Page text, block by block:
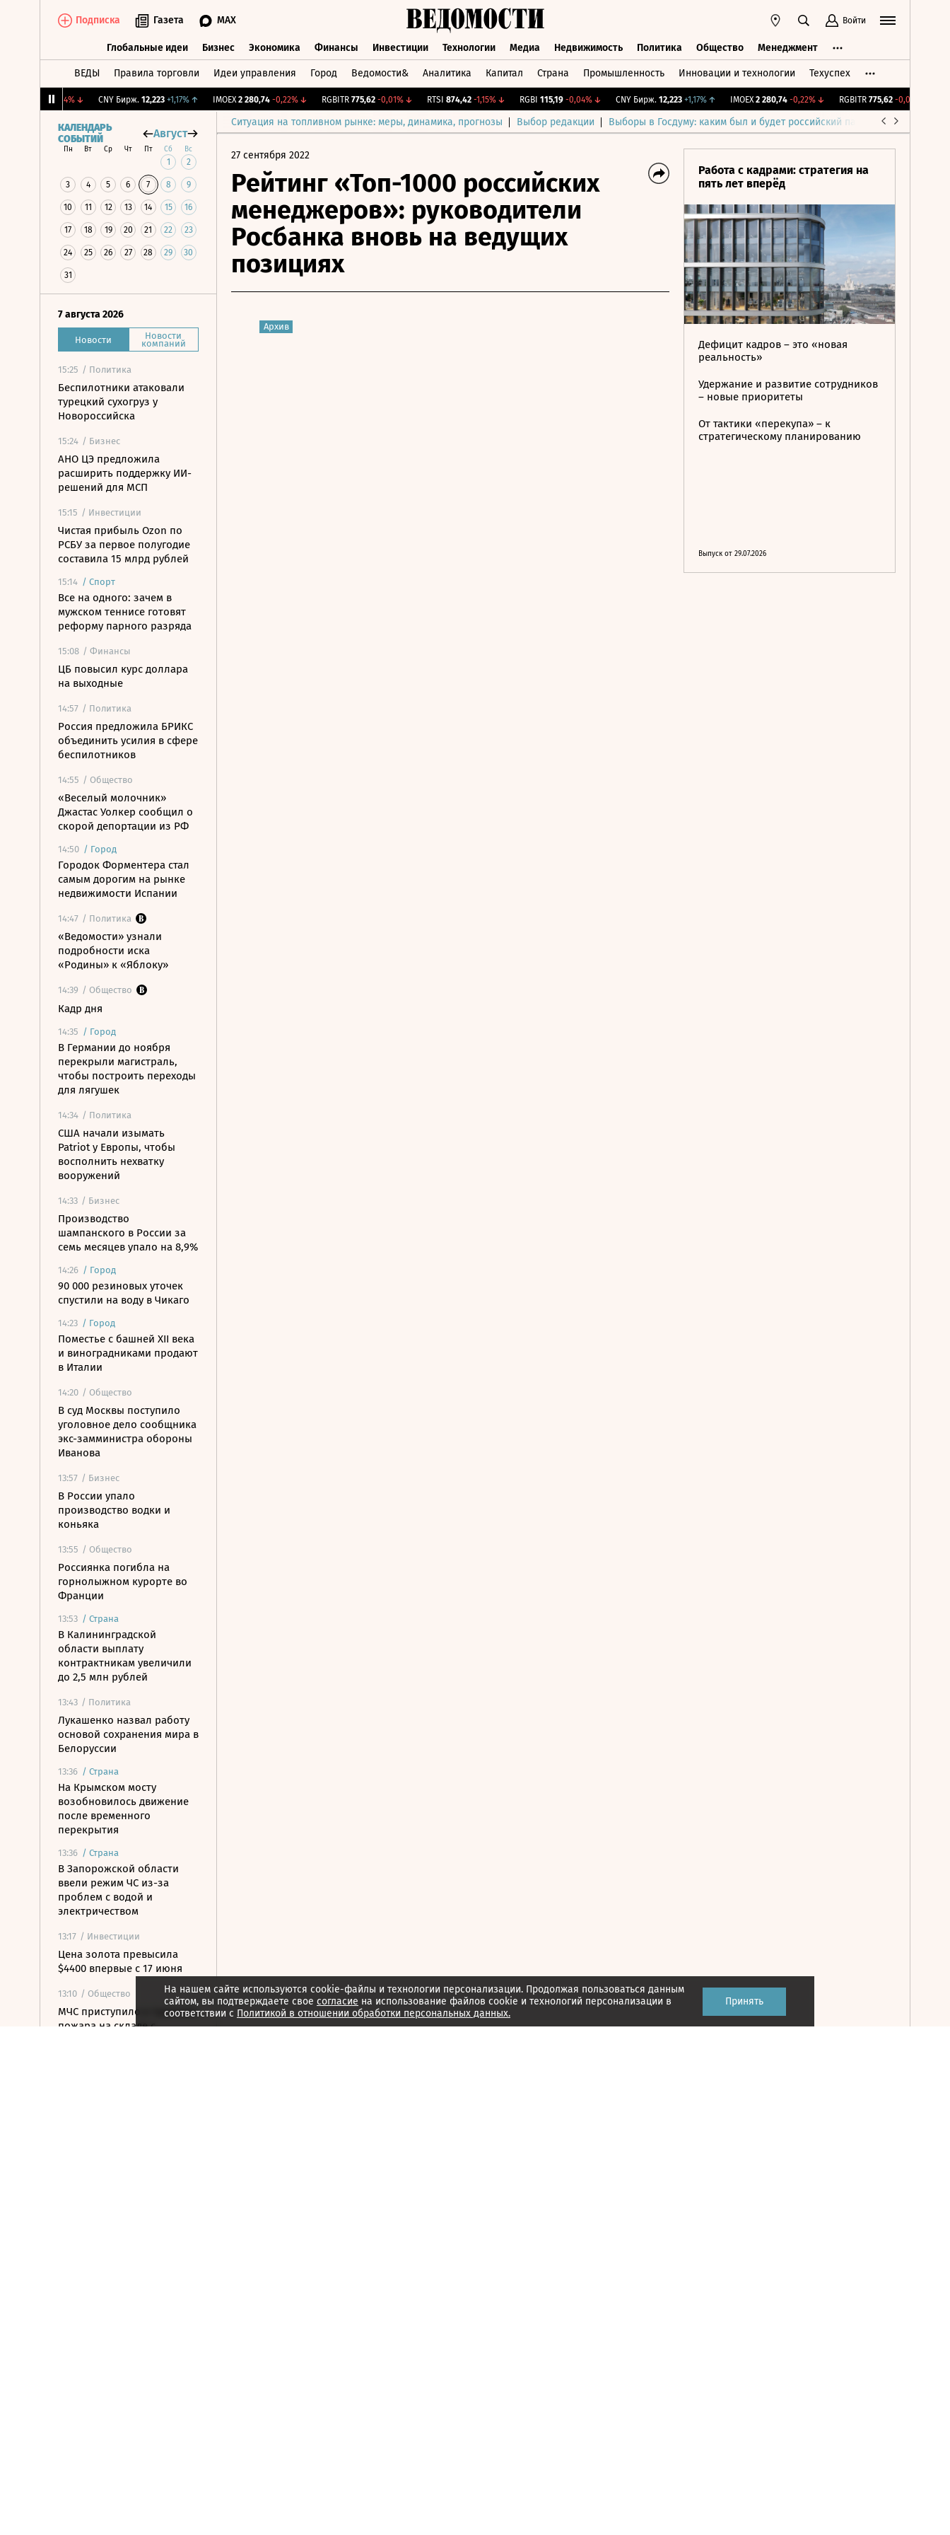
Подписка Газета MAX Войти
Глобальные идеи Бизнес Экономика Финансы Инвестиции Технологии Медиа Недвижимость Политика Общество Менеджмент
ВЕДЫ Правила торговли Идеи управления Город Ведомости& Аналитика Капитал Страна Промышленность Инновации и технологии Техуспех
↓ CNY Бирж. 12,223 +1,17%↑ IMOEX 2 280,74 -0,22%↓ RGBITR 775,62 -0,01%↓ RTSI 874,42 -1,15% ↓ RGBI 115,19 -0,04%↓ CNY Бирж. 12,223 +1,17%↑ IMOEX 2 280,74 -0,22%↓ RGBITR 775,62 -0,01%↓
Ситуация на топливном рынке: меры, динамика, прогнозы Выбор редакции Выборы в Госдуму: каким был и будет российский парламент
КАЛЕНДАРЬ
СОБЫТИЙ
Август
Пн Вт Ср Чт Пт Сб Вс
1 2
3 4 5 6 7 8 9
10 11 12 13 14 15 16
17 18 19 20 21 22 23
24 25 26 27 28 29 30
31
7 августа 2026
Новости Новости
компаний
15:25 / Политика
Беспилотники атаковали
турецкий сухогруз у
Новороссийска
15:24 / Бизнес
АНО ЦЭ предложила
расширить поддержку ИИ-
решений для МСП
15:15 / Инвестиции
Чистая прибыль Ozon по
РСБУ за первое полугодие
составила 15 млрд рублей
15:14 / Спорт
Все на одного: зачем в
мужском теннисе готовят
реформу парного разряда
15:08 / Финансы
ЦБ повысил курс доллара
на выходные
14:57 / Политика
Россия предложила БРИКС
объединить усилия в сфере
беспилотников
14:55 / Общество
«Веселый молочник»
Джастас Уолкер сообщил о
скорой депортации из РФ
14:50 / Город
Городок Форментера стал
самым дорогим на рынке
недвижимости Испании
14:47 / Политика
«Ведомости» узнали
подробности иска
«Родины» к «Яблоку»
14:39 / Общество
Кадр дня
14:35 / Город
В Германии до ноября
перекрыли магистраль,
чтобы построить переходы
для лягушек
14:34 / Политика
США начали изымать
Patriot у Европы, чтобы
восполнить нехватку
вооружений
14:33 / Бизнес
Производство
шампанского в России за
семь месяцев упало на 8,9%
14:26 / Город
90 000 резиновых уточек
спустили на воду в Чикаго
14:23 / Город
Поместье с башней XII века
и виноградниками продают
в Италии
14:20 / Общество
В суд Москвы поступило
уголовное дело сообщника
экс-замминистра обороны
Иванова
13:57 / Бизнес
В России упало
производство водки и
коньяка
13:55 / Общество
Россиянка погибла на
горнолыжном курорте во
Франции
13:53 / Страна
В Калининградской
области выплату
контрактникам увеличили
до 2,5 млн рублей
13:43 / Политика
Лукашенко назвал работу
основой сохранения мира в
Белоруссии
13:36 / Страна
На Крымском мосту
возобновилось движение
после временного
перекрытия
13:36 / Страна
В Запорожской области
ввели режим ЧС из-за
проблем с водой и
электричеством
13:17 / Инвестиции
Цена золота превысила
$4400 впервые с 17 июня
13:10 / Общество
МЧС приступило к тушению
пожара на складе с
27 сентября 2022
Рейтинг «Топ-1000 российских
менеджеров»: руководители
Росбанка вновь на ведущих
позициях
Архив
Работа с кадрами: стратегия на
пять лет вперёд
Дефицит кадров – это «новая
реальность»
Удержание и развитие сотрудников
– новые приоритеты
От тактики «перекупа» – к
стратегическому планированию
Выпуск от 29.07.2026
На нашем сайте используются cookie-файлы и технологии персонализации. Продолжая пользоваться данным
сайтом, вы подтверждаете свое согласие на использование файлов cookie и технологий персонализации в
соответствии с Политикой в отношении обработки персональных данных.
Принять